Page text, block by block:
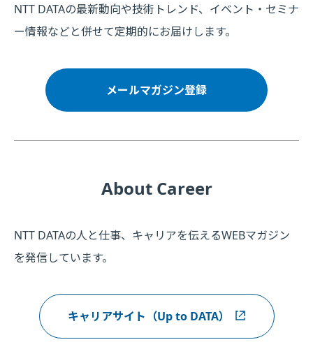
NTT DATAの最新動向や技術トレンド、イベント・セミナ
ー情報などと併せて定期的にお届けします。
メールマガジン登録
About Career
NTT DATAの人と仕事、キャリアを伝えるWEBマガジン
を発信しています。
キャリアサイト（Up to DATA）